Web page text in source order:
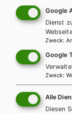
Google
Dienst
Zweck:
Google
Zweck:
Alle
Diesen